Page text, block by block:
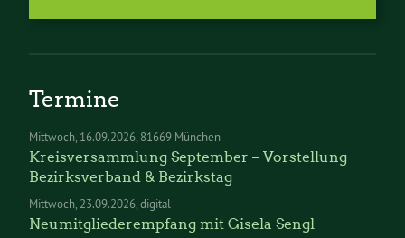
Termine
Mittwoch 16.09.2026 81669 München
Kreisversammlung September – Vorstellung
Bezirksverband & Bezirkstag
Mittwoch 23.09.2026 digital
Neumitgliederempfang mit Gisela Sengl